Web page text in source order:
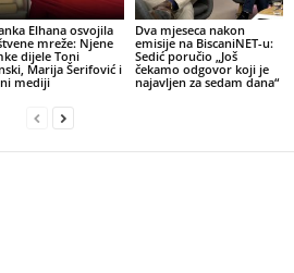
Elhana osvojila
mreže: Njene
dijele Toni
Marija Šerifović i
mediji
Dva mjeseca nakon
emisije na BiscaniNET-u:
Sedić poručio „Još
čekamo odgovor koji je
najavljen za sedam dana“